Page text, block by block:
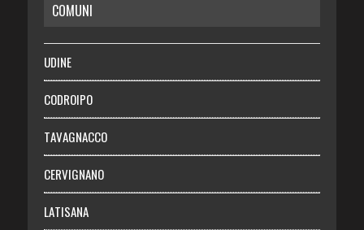
RISPARMIO
SALUTE
Necrologie
Chi siamo
Abbonati
Login
COMUNI
UDINE
CODROIPO
TAVAGNACCO
CERVIGNANO
LATISANA